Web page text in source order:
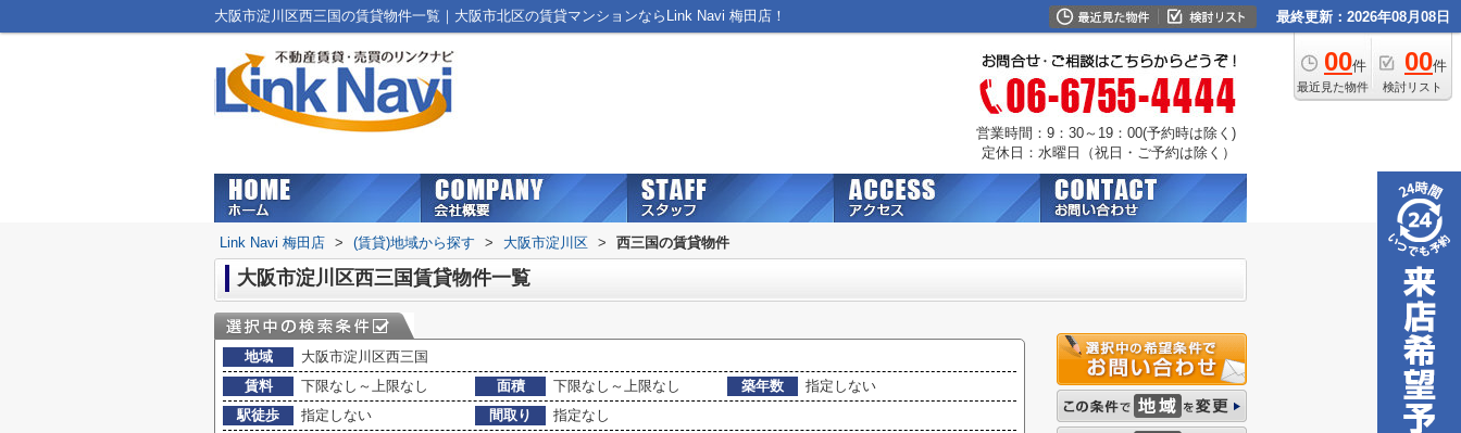
大阪市淀川区西三国の賃貸物件一覧｜大阪市北区の賃貸マンションならLink Navi 梅田店！ 最終更新：2026年08月08日
00件
最近見た物件
00件
検討リスト
営業時間：9：30～19：00(予約時は除く)
定休日：水曜日（祝日・ご予約は除く）
Link Navi 梅田店 > (賃貸)地域から探す > 大阪市淀川区 > 西三国の賃貸物件
大阪市淀川区西三国賃貸物件一覧
地域
大阪市淀川区西三国
賃料
下限なし～上限なし 面積 下限なし～上限なし 築年数
指定しない
駅徒歩
指定しない 間取り
指定なし